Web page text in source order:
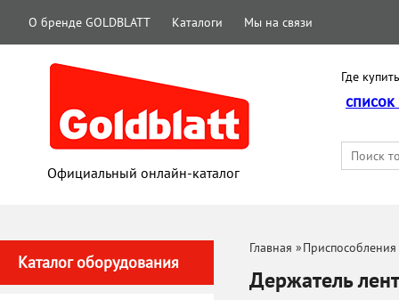
О бренде GOLDBLATT Каталоги Мы на связи
Официальный онлайн-каталог
Где
Каталог оборудования
Главная »
Держатель